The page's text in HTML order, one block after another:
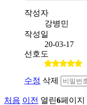
작성자
강병민
작성일
20-03-17
선호도
수정 삭제
처음 이전 열린6페이지